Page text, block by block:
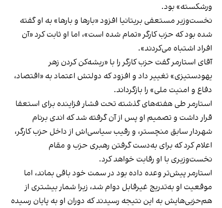
ورشکسته» بود.
نخست‌وزیر مستعفی بریتانیا افزود «بارها و بارها» به او گفته
شده بود که حزب کارگر «تمام شده است»، اما او ثابت کرد «آن
افراد اشتباه می‌کردند».
آقای استارمر گفت حزب کارگر را با «ریشه‌کن کردن زهر
یهودستیزی» تغییر داد و افزود که دولتش اعتماد به «اقتصاد،
دفاع و امنیت ملی» را بازگرداند.
استارمر طی هفته‌های گذشته تحت فشار فزاینده برای استعفا
قرار داشت و تصمیم او پس از آن گرفته شد که اندی برنام
شهردار سابق منچستر، و رقیب سیاسی‌اش از داخل حزب کارگر،
اعلام کرد که برای به‌دست گرفتن رهبری حزب و مقام
نخست‌وزیری با او رقابت خواهد کرد.
استارمر پیش‌تر وعده داده بود در سمت خود باقی بماند، اما
موقعیت او به‌تدریج غیرقابل دوام شد، زیرا شمار بیشتری از
هم‌حزبی‌هایش به این نتیجه رسیدند که دوران او به پایان رسیده